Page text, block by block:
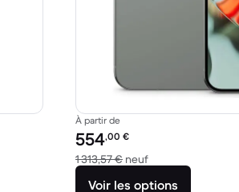
À partir de
Prix reconditionné :
554,00 €
1 313,57 € neufcontre 1 313,57 €
Voir les options